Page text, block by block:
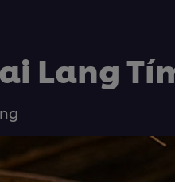
Lang